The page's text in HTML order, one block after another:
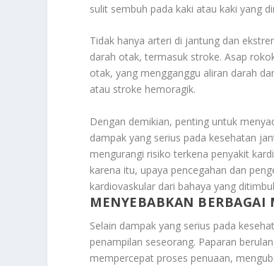
sulit sembuh pada kaki atau kaki yang
Tidak hanya arteri di jantung dan
darah otak, termasuk stroke. Asap
otak, yang mengganggu aliran darah
atau stroke hemoragik.
Dengan demikian, penting untuk
dampak yang serius pada kesehatan
mengurangi risiko terkena penyakit
karena itu, upaya pencegahan dan
kardiovaskular dari bahaya yang
MENYEBABKAN BERBAGAI
Selain dampak yang serius pada
penampilan seseorang. Paparan
mempercepat proses penuaan,